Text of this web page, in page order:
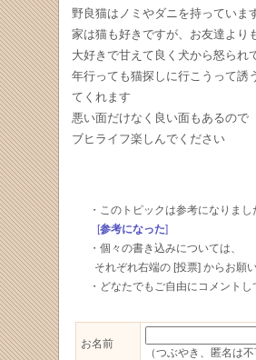
野良猫はノミやダニを持っていま
家は猫も好きですが、お友達より
大好きで甘えて良く犬から怒られ
年行っても猫探しに行こうって誘
てくれます
悪い面だけなく良い面もあるので
ブヒライフ楽しんでください
・このトピックは参考になりまし
[参考になった]
・個々の書き込みについては、
それぞれ右端の [投票] からお願い
・どなたでもご自由にコメントし
お名前
（つぶやき、匿名は不